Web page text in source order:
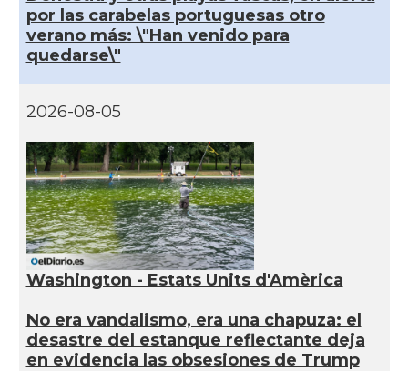
por las carabelas portuguesas otro
verano más: \"Han venido para
quedarse\"
2026-08-05
Washington - Estats Units d'Amèrica
No era vandalismo, era una chapuza: el
desastre del estanque reflectante deja
en evidencia las obsesiones de Trump